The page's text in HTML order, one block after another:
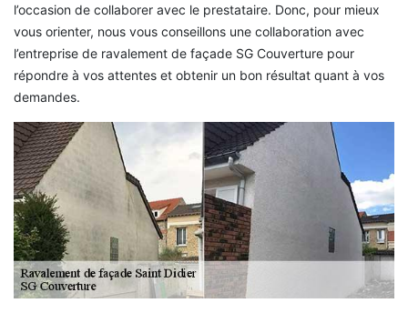
l’occasion de collaborer avec le prestataire. Donc, pour mieux
vous orienter, nous vous conseillons une collaboration avec
l’entreprise de ravalement de façade SG Couverture pour
répondre à vos attentes et obtenir un bon résultat quant à vos
demandes.